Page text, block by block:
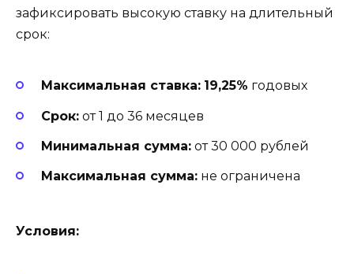
зафиксировать высокую ставку на длительный
срок:
Максимальная ставка: 19,25% годовых
Срок: от 1 до 36 месяцев
Минимальная сумма: от 30 000 рублей
Максимальная сумма: не ограничена
Условия: